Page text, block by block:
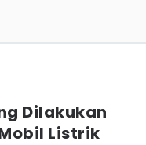
Dilakukan
Listrik